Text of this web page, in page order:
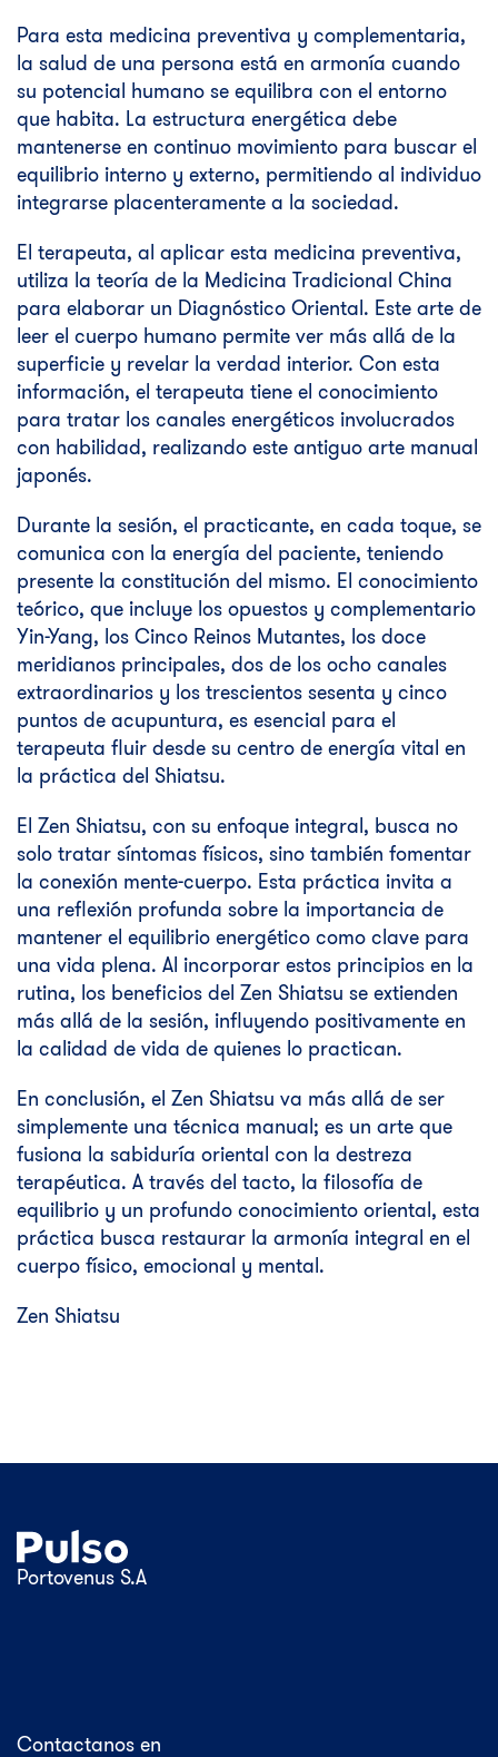
Para esta medicina preventiva y complementaria,
la salud de una persona está en armonía cuando
su potencial humano se equilibra con el entorno
que habita. La estructura energética debe
mantenerse en continuo movimiento para buscar el
equilibrio interno y externo, permitiendo al individuo
integrarse placenteramente a la sociedad.
El terapeuta, al aplicar esta medicina preventiva,
utiliza la teoría de la Medicina Tradicional China
para elaborar un Diagnóstico Oriental. Este arte de
leer el cuerpo humano permite ver más allá de la
superficie y revelar la verdad interior. Con esta
información, el terapeuta tiene el conocimiento
para tratar los canales energéticos involucrados
con habilidad, realizando este antiguo arte manual
japonés.
Durante la sesión, el practicante, en cada toque, se
comunica con la energía del paciente, teniendo
presente la constitución del mismo. El conocimiento
teórico, que incluye los opuestos y complementario
Yin-Yang, los Cinco Reinos Mutantes, los doce
meridianos principales, dos de los ocho canales
extraordinarios y los trescientos sesenta y cinco
puntos de acupuntura, es esencial para el
terapeuta fluir desde su centro de energía vital en
la práctica del Shiatsu.
El Zen Shiatsu, con su enfoque integral, busca no
solo tratar síntomas físicos, sino también fomentar
la conexión mente-cuerpo. Esta práctica invita a
una reflexión profunda sobre la importancia de
mantener el equilibrio energético como clave para
una vida plena. Al incorporar estos principios en la
rutina, los beneficios del Zen Shiatsu se extienden
más allá de la sesión, influyendo positivamente en
la calidad de vida de quienes lo practican.
En conclusión, el Zen Shiatsu va más allá de ser
simplemente una técnica manual; es un arte que
fusiona la sabiduría oriental con la destreza
terapéutica. A través del tacto, la filosofía de
equilibrio y un profundo conocimiento oriental, esta
práctica busca restaurar la armonía integral en el
cuerpo físico, emocional y mental.
Zen Shiatsu
Portovenus S.A
Contactanos en